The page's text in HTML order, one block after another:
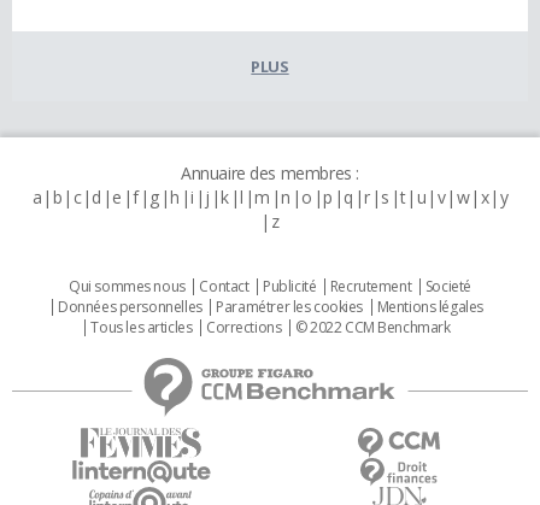
PLUS
Annuaire des membres :
a b c d e f g h i j k l m n o p q r s t u v w x y
z
Qui sommes nous Contact Publicité Recrutement
Societé
Données personnelles
Paramétrer les cookies
Mentions légales
Tous les articles
Corrections © 2022 CCM Benchmark